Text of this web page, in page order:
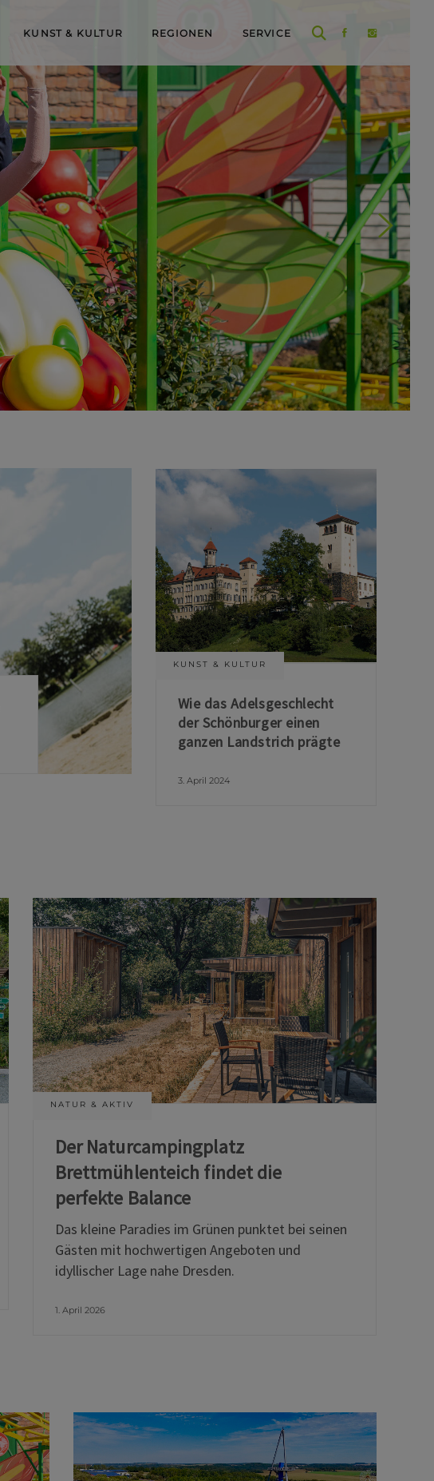
KUNST & KULTUR REGIONEN SERVICE
KUNST & KULTUR
Wie das Adelsgeschlecht
der Schönburger einen
ganzen Landstrich prägte
3. April 2024
NATUR & AKTIV
Der Naturcampingplatz
Brettmühlenteich findet die
perfekte Balance
Das kleine Paradies im Grünen punktet bei seinen
Gästen mit hochwertigen Angeboten und
idyllischer Lage nahe Dresden.
1. April 2026